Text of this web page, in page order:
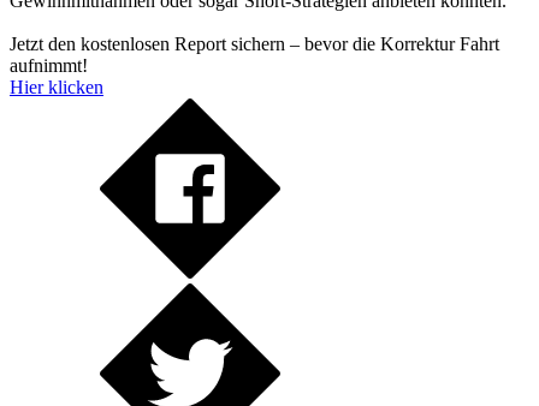
Jetzt den kostenlosen Report sichern – bevor die Korrektur Fahrt
aufnimmt!
Hier klicken